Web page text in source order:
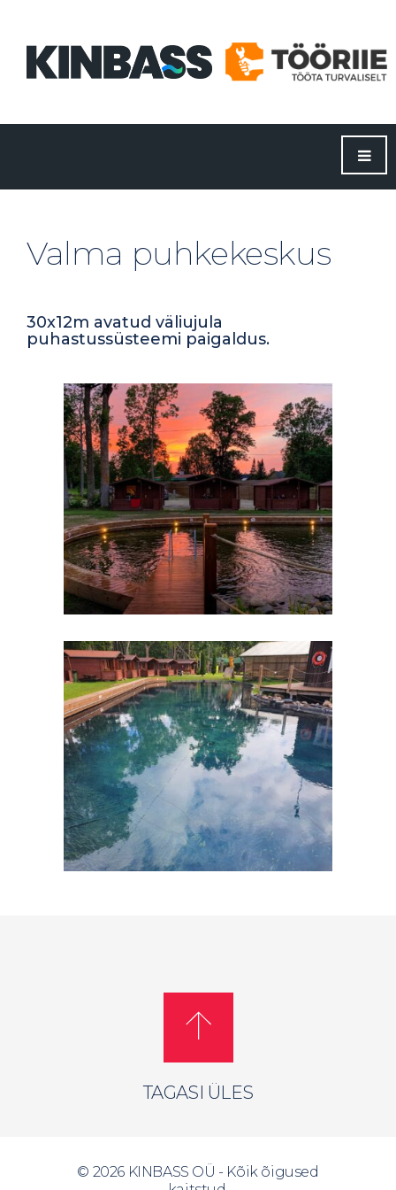
Valma puhkekeskus
30x12m avatud väliujula
puhastussüsteemi paigaldus.
TAGASI ÜLES
© 2026 KINBASS OÜ - Kõik õigused